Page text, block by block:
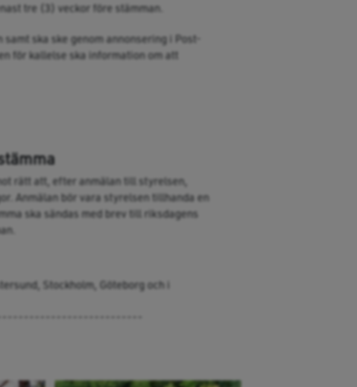
tre (3) veckor före stämman.
ska ske genom annonsering i Post-
för kallelse ska information om att
rätt att, efter anmälan till styrelsen,
Anmälan bör vara styrelsen tillhanda en
ska sändas med brev till riksdagens
Stockholm, Göteborg och i